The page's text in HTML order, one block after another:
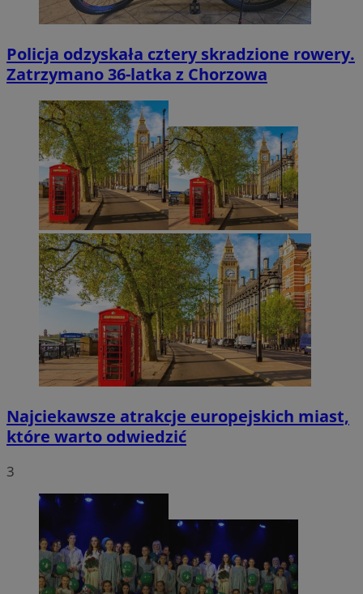
Policja odzyskała cztery skradzione rowery.
Zatrzymano 36-latka z Chorzowa
Najciekawsze atrakcje europejskich miast,
które warto odwiedzić
3